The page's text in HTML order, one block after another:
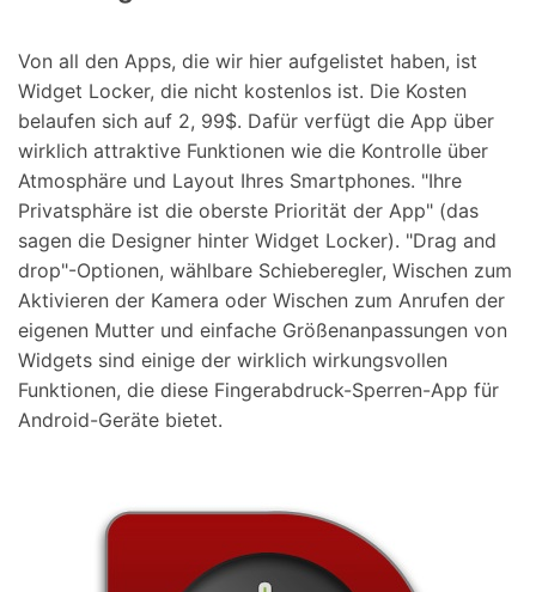
Von all den Apps, die wir hier aufgelistet haben, ist
Widget Locker, die nicht kostenlos ist. Die Kosten
belaufen sich auf 2, 99$. Dafür verfügt die App über
wirklich attraktive Funktionen wie die Kontrolle über
Atmosphäre und Layout Ihres Smartphones. "Ihre
Privatsphäre ist die oberste Priorität der App" (das
sagen die Designer hinter Widget Locker). "Drag and
drop"-Optionen, wählbare Schieberegler, Wischen zum
Aktivieren der Kamera oder Wischen zum Anrufen der
eigenen Mutter und einfache Größenanpassungen von
Widgets sind einige der wirklich wirkungsvollen
Funktionen, die diese Fingerabdruck-Sperren-App für
Android-Geräte bietet.